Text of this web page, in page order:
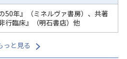
50年』（ミネルヴァ書房）、共著
行臨床』（明石書店）他
っと見る